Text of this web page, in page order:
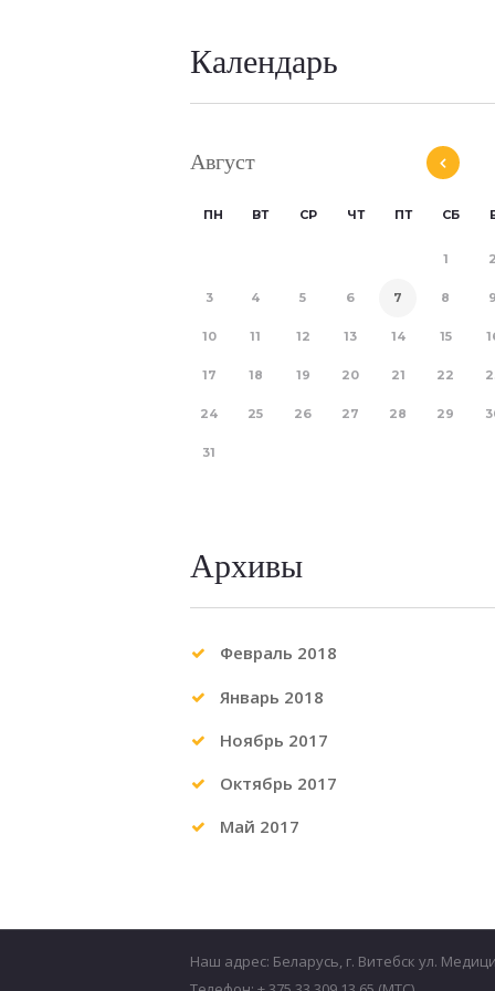
Календарь
Август
ПН ВТ СР ЧТ ПТ СБ
1 2
3 4 5 6 7 8 9
10 11 12 13 14 15
17 18 19 20 21 22
24 25 26 27 28 29
31
Архивы
Февраль 2018
Январь 2018
Ноябрь 2017
Октябрь 2017
Май 2017
Наш адрес: Беларусь, г. Витебск ул.